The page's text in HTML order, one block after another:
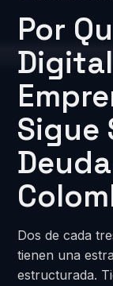
Por
Sigue
Dos de cada
tienen una
estructurada.